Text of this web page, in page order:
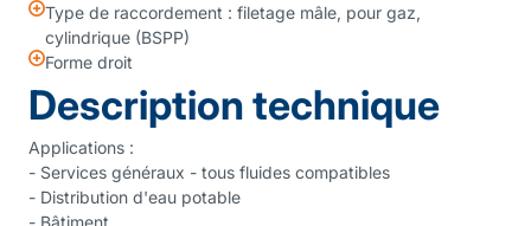
Type de raccordement : filetage mâle, pour gaz,
cylindrique (BSPP)
Forme droit
Description technique
Applications :
- Services généraux - tous fluides compatibles
- Distribution d'eau potable